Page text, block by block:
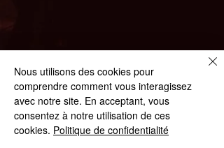
Nous utilisons des cookies pour
comprendre comment vous interagissez
avec notre site. En acceptant, vous
consentez à notre utilisation de ces
cookies. Politique de confidentialité